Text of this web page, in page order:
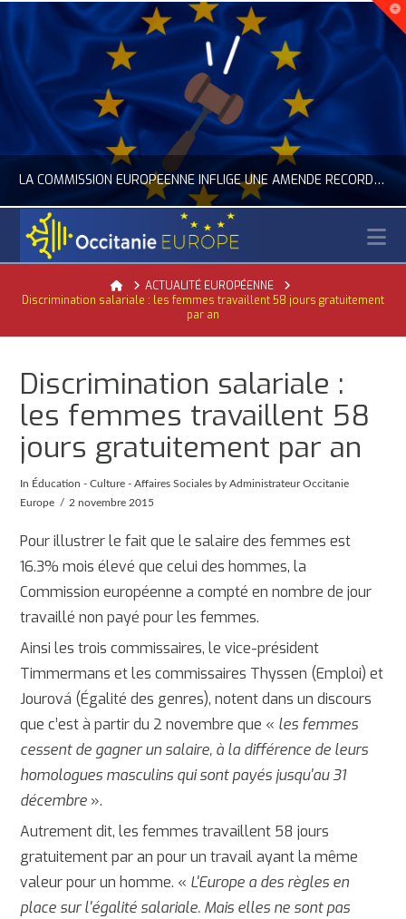
LA COMMISSION EUROPÉENNE INFLIGE UNE AMENDE RECORD À GOOGLE
ACTUALITÉ DE L'UNION EUROPÉENNE, ACTUALITÉ DE LA REPRÉSENTATION D’OCCITANIE EUROPE, NUMÉRIQUE- DIGITAL
HomeACTUALITÉ EUROPÉENNE
Discrimination salariale : les femmes travaillent 58 jours gratuitement
par an
Discrimination salariale :
les femmes travaillent 58
jours gratuitement par an
In Éducation - Culture - Affaires Sociales by Administrateur Occitanie
Europe
2 novembre 2015
Pour illustrer le fait que le salaire des femmes est
16.3% mois élevé que celui des hommes, la
Commission européenne a compté en nombre de jour
travaillé non payé pour les femmes.
Ainsi les trois commissaires, le vice-président
Timmermans et les commissaires Thyssen (Emploi) et
Jourová (Égalité des genres), notent dans un discours
que c’est à partir du 2 novembre que « les femmes
cessent de gagner un salaire, à la différence de leurs
homologues masculins qui sont payés jusqu'au 31
décembre ».
Autrement dit, les femmes travaillent 58 jours
gratuitement par an pour un travail ayant la même
valeur pour un homme. « L'Europe a des règles en
place sur l'égalité salariale. Mais elles ne sont pas